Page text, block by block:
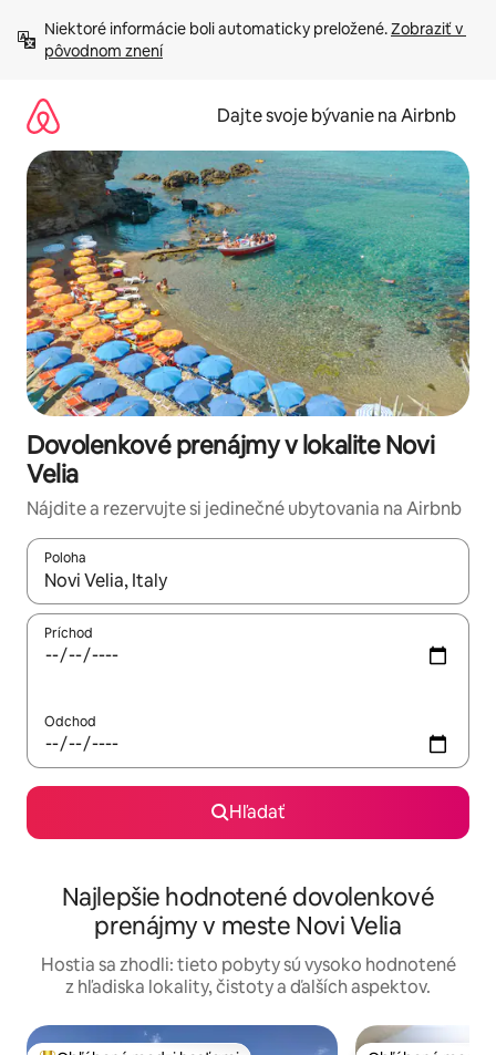
obsah.
Niektoré informácie boli automaticky preložené. Zobraziť v
pôvodnom znení
Dajte svoje bývanie na Airbnb
Dovolenkové prenájmy v lokalite Novi
Velia
Nájdite a rezervujte si jedinečné ubytovania na Airbnb
Poloha
Keď budú výsledky k dispozícii, môžete si ich prechádzať
Príchod
Odchod
Hľadať
Najlepšie hodnotené dovolenkové
prenájmy v meste Novi Velia
Hostia sa zhodli: tieto pobyty sú vysoko hodnotené
z hľadiska lokality, čistoty a ďalších aspektov.